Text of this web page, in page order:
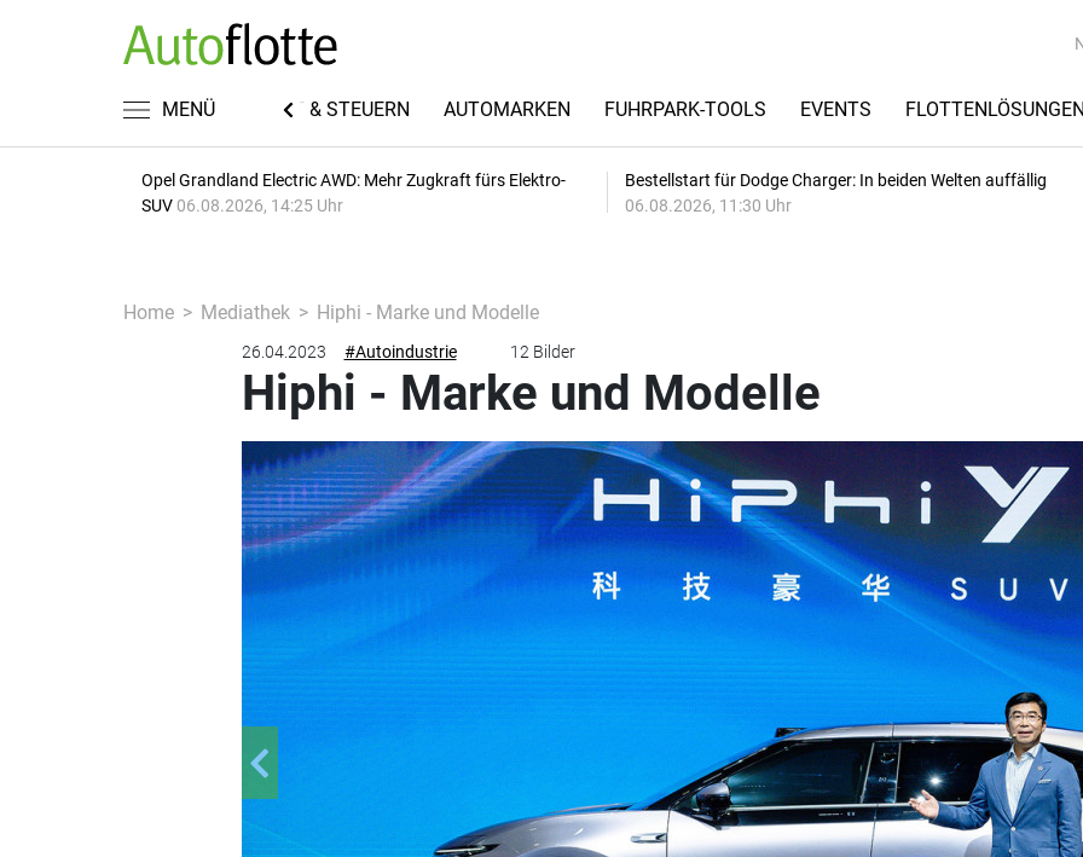
MENÜ
FUHRPARKWISSEN RECHT & STEUERN AUTOMARKEN FUHRPARK-TOOLS EVENTS FLOTTENLÖSUNGEN
Opel Grandland Electric AWD: Mehr Zugkraft fürs Elektro-
SUV 06.08.2026, 14:25 Uhr
Bestellstart für Dodge Charger: In beiden Welten auffällig
06.08.2026, 11:30 Uhr
Home Mediathek Hiphi - Marke und Modelle
26.04.2023 #Autoindustrie 12 Bilder
Hiphi - Marke und Modelle